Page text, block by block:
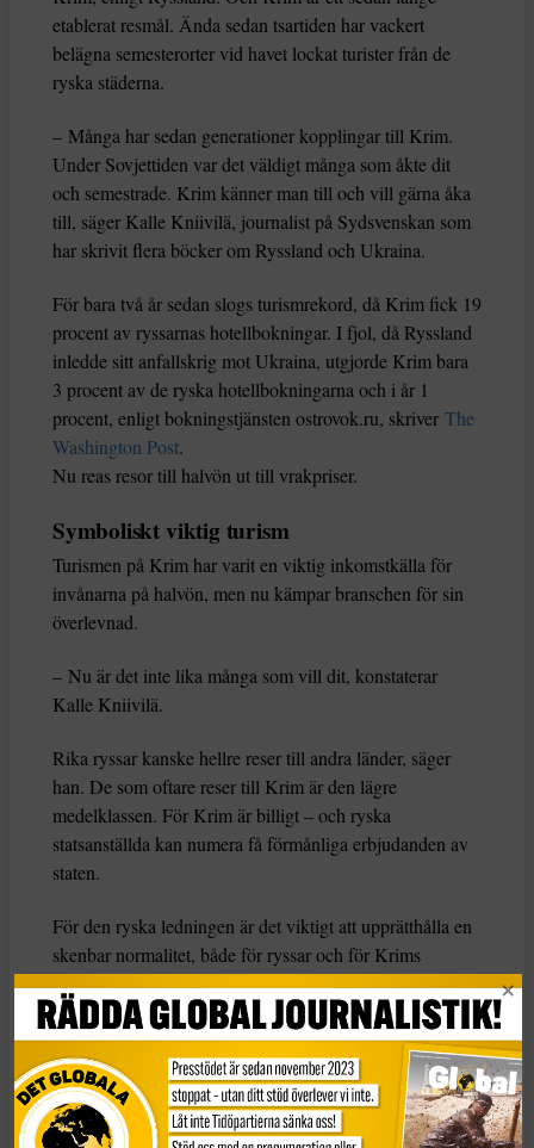
etablerat resmål. Ända sedan tsartiden har vackert
belägna semesterorter vid havet lockat turister från de
ryska städerna.
– Många har sedan generationer kopplingar till Krim.
Under Sovjettiden var det väldigt många som åkte dit
och semestrade. Krim känner man till och vill gärna åka
till, säger Kalle Kniivilä, journalist på Sydsvenskan som
har skrivit flera böcker om Ryssland och Ukraina.
För bara två år sedan slogs turismrekord, då Krim fick 19
procent av ryssarnas hotellbokningar. I fjol, då Ryssland
inledde sitt anfallskrig mot Ukraina, utgjorde Krim bara
3 procent av de ryska hotellbokningarna och i år 1
procent, enligt bokningstjänsten ostrovok.ru, skriver The
Washington Post.
Nu reas resor till halvön ut till vrakpriser.
Symboliskt viktig turism
Turismen på Krim har varit en viktig inkomstkälla för
invånarna på halvön, men nu kämpar branschen för sin
överlevnad.
– Nu är det inte lika många som vill dit, konstaterar
Kalle Kniivilä.
Rika ryssar kanske hellre reser till andra länder, säger
han. De som oftare reser till Krim är den lägre
medelklassen. För Krim är billigt – och ryska
statsanställda kan numera få förmånliga erbjudanden av
staten.
För den ryska ledningen är det viktigt att upprätthålla en
skenbar normalitet, både för ryssar och för Krims
invånare. En del i det är turismen på Krim, poängterar
Kalle Kniivilä.
– Dels vill man visa att man har kontroll över Krim,
vilket är symboliskt viktigt. Jag tror att det är symboliskt
viktigt på samma sätt som Kertjbron är viktig, säger han.